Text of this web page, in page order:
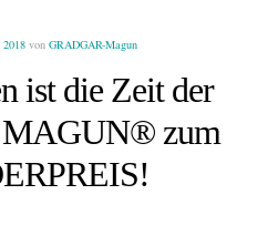
von GRADGAR-Magun
ist die Zeit der
MAGUN® zum